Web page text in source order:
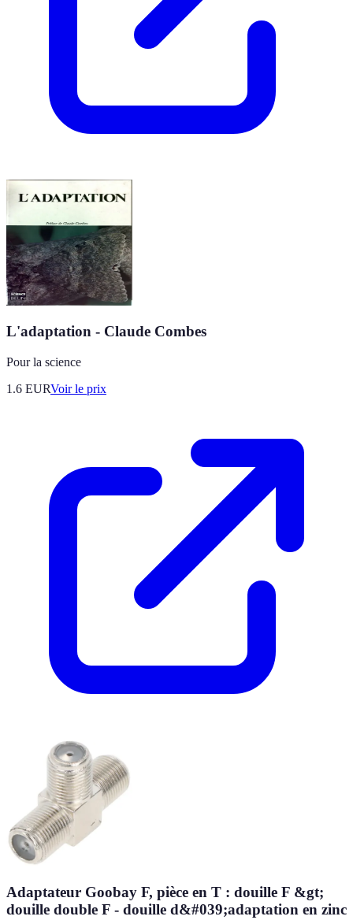
L'adaptation - Claude Combes
Pour la science
1.6 EURVoir le prix
Adaptateur Goobay F, pièce en T : douille F &gt;
douille double F - douille d&#039;adaptation en zinc